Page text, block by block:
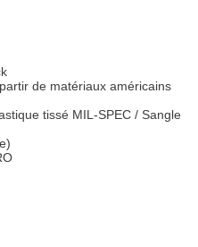
de matériaux américains
tissé MIL-SPEC / Sangle